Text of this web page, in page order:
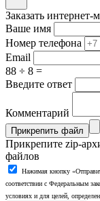
Заказать интернет-
Ваше имя
Номер телефона
Email
88 ÷ 8 =
Введите ответ
Комментарий
Прикрепить файл
Прикрепите zip-
файлов
Нажимая кнопку
соответствии с Федеральным
условиях и для целей,